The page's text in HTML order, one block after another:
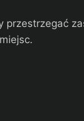
przestrzegać